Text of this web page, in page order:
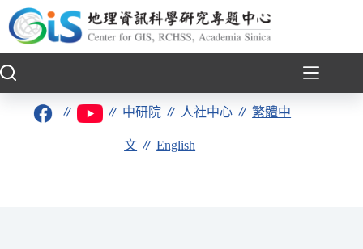
至
要
∥ ∥ 中研院 ∥ 人社中心 ∥繁體中
文 ∥English